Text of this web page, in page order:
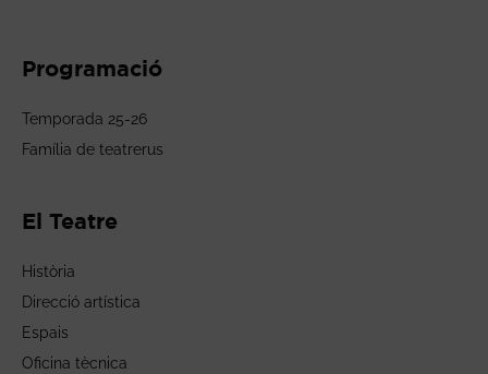
Programació
Temporada 25-26
Família de teatrerus
El Teatre
Història
Direcció artística
Espais
Oficina tècnica